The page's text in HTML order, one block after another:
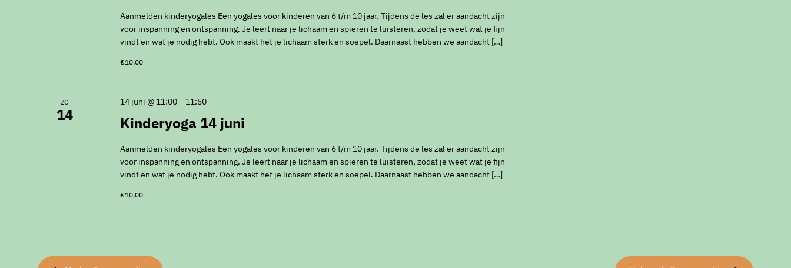
Aanmelden kinderyogales Een yogales voor kinderen van 6 t/m 10 jaar. Tijdens de les zal er aandacht zijn
voor inspanning en ontspanning. Je leert naar je lichaam en spieren te luisteren, zodat je weet wat je fijn
vindt en wat je nodig hebt. Ook maakt het je lichaam sterk en soepel. Daarnaast hebben we aandacht […]
€10,00
ZO
14 Kinderyoga 14 juni
14 juni @ 11:00– 11:50
Aanmelden kinderyogales Een yogales voor kinderen van 6 t/m 10 jaar. Tijdens de les zal er aandacht zijn
voor inspanning en ontspanning. Je leert naar je lichaam en spieren te luisteren, zodat je weet wat je fijn
vindt en wat je nodig hebt. Ook maakt het je lichaam sterk en soepel. Daarnaast hebben we aandacht […]
€10,00